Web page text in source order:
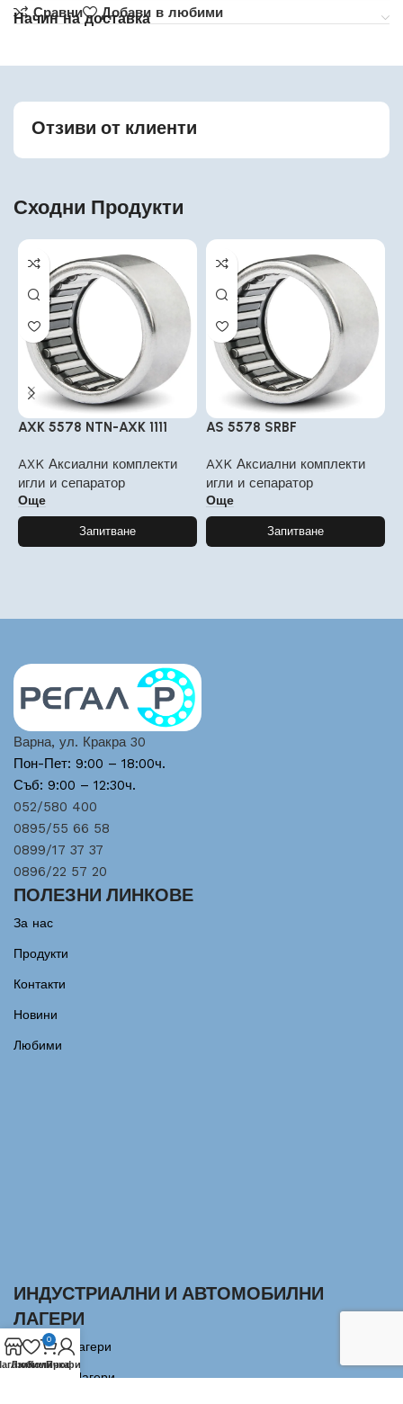
Сравни
Добави в любими
Начин на доставка
Отзиви от клиенти
Сходни Продукти
AXK 5578 NTN-AXK 1111
AXK Аксиални комплекти
игли и сепаратор
Още
Запитване
AS 5578 SRBF
AXK Аксиални комплекти
игли и сепаратор
Още
Запитване
Варна, ул. Кракра 30
Пон-Пет: 9:00 – 18:00ч.
Съб: 9:00 – 12:30ч.
052/580 400
0895/55 66 58
0899/17 37 37
0896/22 57 20
ПОЛЕЗНИ ЛИНКОВЕ
За нас
Продукти
Контакти
Новини
Любими
ИНДУСТРИАЛНИ И АВТОМОБИЛНИ
ЛАГЕРИ
Сачмени лагери
Аксиални Лагери
Любими
0
Количка
Профил